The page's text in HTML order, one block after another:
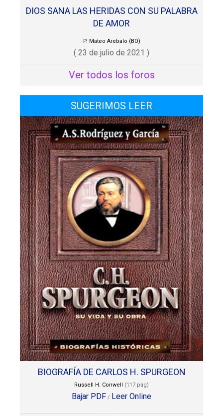
DIOS SANA LAS HERIDAS CON SU PALABRA
DE AMOR
P. Mateo Arebalo (BO)
( 23 de julio de 2021 )
Ver todos los foros
SUGERIMOS LEER
BIOGRAFÍA DE CARLOS H. SPURGEON
Russell H. Conwell (117 pág)
Bajar PDF / Leer Online